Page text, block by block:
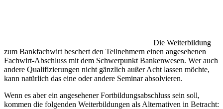
Die Weiterbildung
zum Bankfachwirt beschert den Teilnehmern einen angesehenen
Fachwirt-Abschluss mit dem Schwerpunkt Bankenwesen. Wer auch
andere Qualifizierungen nicht gänzlich außer Acht lassen möchte,
kann natürlich das eine oder andere Seminar absolvieren.
Wenn es aber ein angesehener Fortbildungsabschluss sein soll,
kommen die folgenden Weiterbildungen als Alternativen in Betracht: